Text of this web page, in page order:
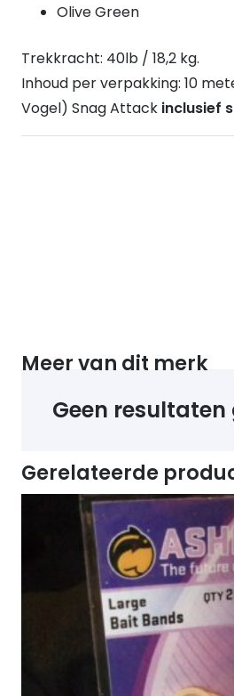
Olive Green
Trekkracht: 40lb / 18,2 kg.
Inhoud per verpakking: 10
Vogel) Snag Attack inclusief
Meer van dit merk
Geen resultaten
Gerelateerde